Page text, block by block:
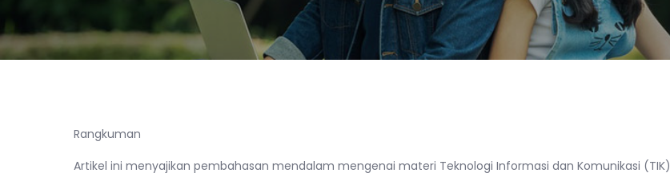
Rangkuman
Artikel ini menyajikan pembahasan mendalam mengenai materi Teknologi Informasi dan Komunikasi (TIK)